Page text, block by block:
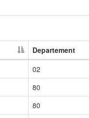
Departement
02
80
80